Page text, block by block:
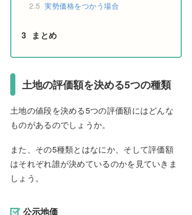
2.5 実勢価格をつかう場合
3 まとめ
土地の評価額を決める5つの種類
土地の値段を決める5つの評価額にはどんな
ものがあるのでしょうか。
また、その5種類とはなにか、そして評価額
はそれぞれ誰が決めているのかを見ていきま
しょう。
公示地価